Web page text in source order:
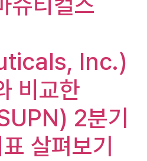
Inc.)
비교한
2분기
살펴보기